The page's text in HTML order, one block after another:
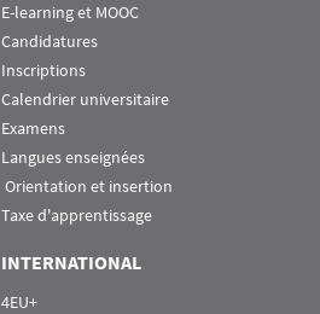
E-learning et MOOC
Candidatures
Inscriptions
Calendrier universitaire
Examens
Langues enseignées
Orientation et insertion
Taxe d'apprentissage
INTERNATIONAL
4EU+